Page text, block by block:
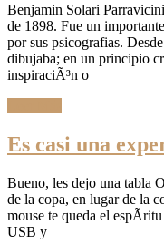
Benjamin Solari
de 1898. Fue un
por sus psicografias.
dibujaba; en un principio
inspiraciÃ³n o
Es casi una
Bueno, les dejo una tabla
de la copa, en lugar de la
mouse te queda el
USB y